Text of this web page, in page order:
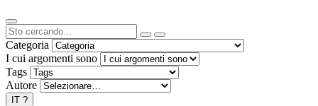
Categoria
I cui argomenti sono
Tags
Autore
IT ?